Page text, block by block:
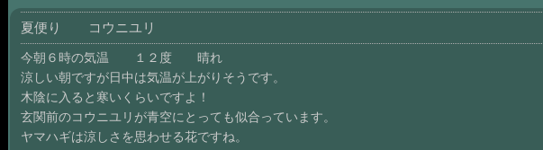
夏便り コウニユリ
今朝６時の気温 １２度 晴れ
涼しい朝ですが日中は気温が上がりそうです。
木陰に入ると寒いくらいですよ！
玄関前のコウニユリが青空にとっても似合っています。
ヤマハギは涼しさを思わせる花ですね。